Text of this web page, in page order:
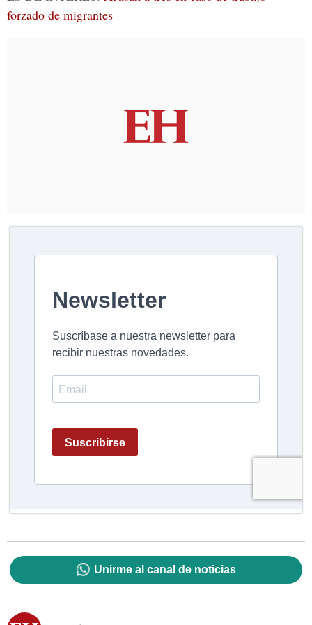
forzado de migrantes
Unirme al canal de noticias